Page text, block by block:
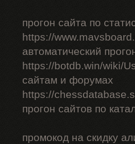
прогон сайта по
https://
автоматический
https://botdb.win/wiki/
сайтам и форумах
https://
прогон сайтов по
промокод на скидку